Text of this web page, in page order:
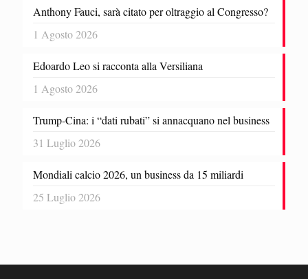
Anthony Fauci, sarà citato per oltraggio al Congresso?
1 Agosto 2026
Edoardo Leo si racconta alla Versiliana
1 Agosto 2026
Trump-Cina: i “dati rubati” si annacquano nel business
31 Luglio 2026
Mondiali calcio 2026, un business da 15 miliardi
25 Luglio 2026